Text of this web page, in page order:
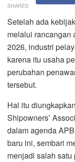
SHARES
Setelah ada
melalui rancangan
2026, industri
karena itu usaha
perubahan
tersebut.
Hal itu
Shipowners’
dalam agenda
baru ini, sembari
menjadi salah